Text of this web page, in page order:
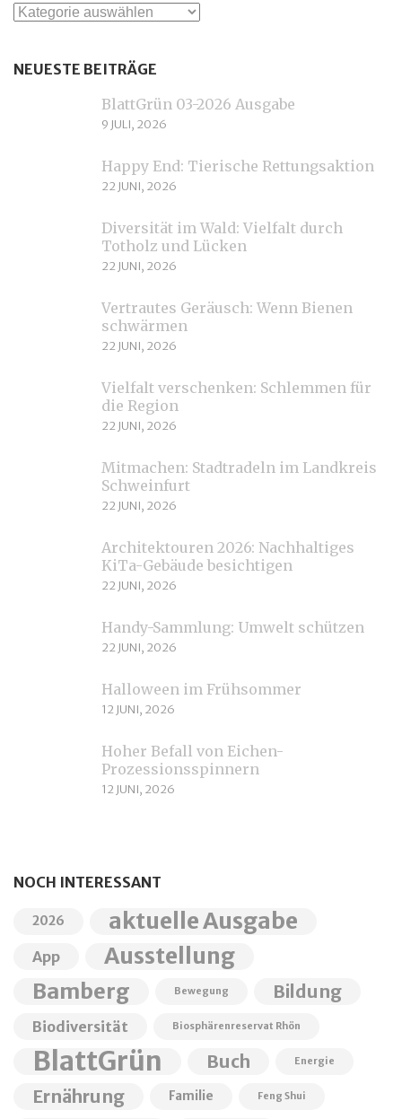
Kategorien
NEUESTE BEITRÄGE
BlattGrün 03-2026 Ausgabe
9 JULI, 2026
Happy End: Tierische Rettungsaktion
22 JUNI, 2026
Diversität im Wald: Vielfalt durch
Totholz und Lücken
22 JUNI, 2026
Vertrautes Geräusch: Wenn Bienen
schwärmen
22 JUNI, 2026
Vielfalt verschenken: Schlemmen für
die Region
22 JUNI, 2026
Mitmachen: Stadtradeln im Landkreis
Schweinfurt
22 JUNI, 2026
Architektouren 2026: Nachhaltiges
KiTa-Gebäude besichtigen
22 JUNI, 2026
Handy-Sammlung: Umwelt schützen
22 JUNI, 2026
Halloween im Frühsommer
12 JUNI, 2026
Hoher Befall von Eichen-
Prozessionsspinnern
12 JUNI, 2026
NOCH INTERESSANT
2026 aktuelle Ausgabe
App Ausstellung
Bamberg Bewegung Bildung
Biodiversität Biosphärenreservat Rhön
BlattGrün Buch Energie
Ernährung Familie Feng Shui